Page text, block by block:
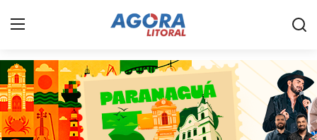
Home
Litoral